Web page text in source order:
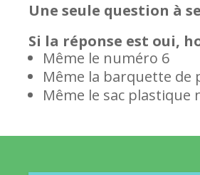
Une seule question à
Si la réponse est oui,
Même le numéro 6
Même la barquette de
Même le sac plastique